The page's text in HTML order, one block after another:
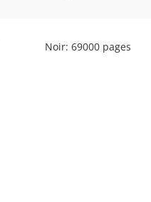
Noir: 69000 pages